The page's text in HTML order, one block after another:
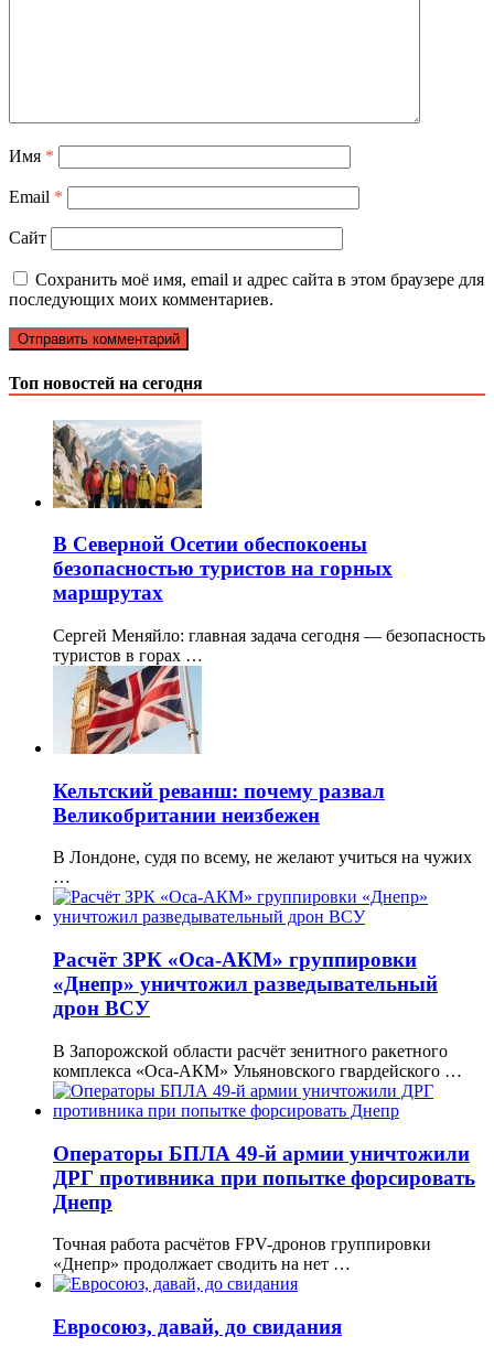
Имя *
Email *
Сайт
Сохранить моё имя, email и адрес сайта в этом браузере для
последующих моих комментариев.
Топ новостей на сегодня
В Северной Осетии обеспокоены
безопасностью туристов на горных
маршрутах
Сергей Меняйло: главная задача сегодня — безопасность
туристов в горах …
Кельтский реванш: почему развал
Великобритании неизбежен
В Лондоне, судя по всему, не желают учиться на чужих
…
Расчёт ЗРК «Оса-АКМ» группировки
«Днепр» уничтожил разведывательный
дрон ВСУ
В Запорожской области расчёт зенитного ракетного
комплекса «Оса-АКМ» Ульяновского гвардейского …
Операторы БПЛА 49-й армии уничтожили
ДРГ противника при попытке форсировать
Днепр
Точная работа расчётов FPV-дронов группировки
«Днепр» продолжает сводить на нет …
Евросоюз, давай, до свидания